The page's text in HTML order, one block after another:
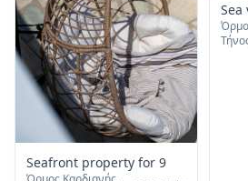
Seafront property for 9
Sea